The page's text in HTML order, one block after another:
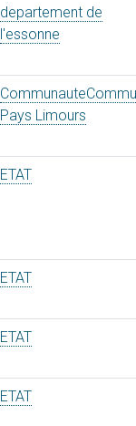
departement de
l'essonne
Pays Limours
ETAT
ETAT
ETAT
ETAT